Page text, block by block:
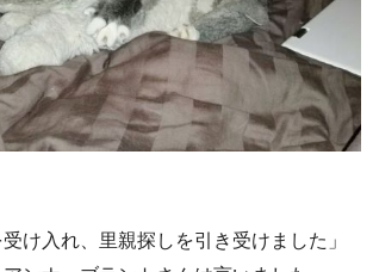
受け入れ、里親探しを引き受けました」